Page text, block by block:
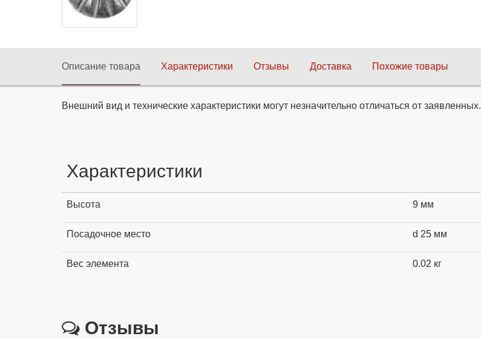
Описание товара Характеристики Отзывы Доставка Похожие товары
Внешний вид и технические характеристики могут незначительно отличаться от заявленных.
Характеристики
Высота 9 мм
Посадочное место d 25 мм
Вес элемента 0.02 кг
Отзывы